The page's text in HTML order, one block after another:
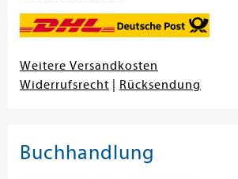
Weitere Versandkosten
Widerrufsrecht
Rücksendung
Buchhandlung